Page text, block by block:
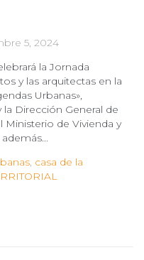
5, 2024
la Jornada
y las arquitectas en la
Urbanas»,
la Dirección General de
Ministerio de Vivienda y
, casa de la